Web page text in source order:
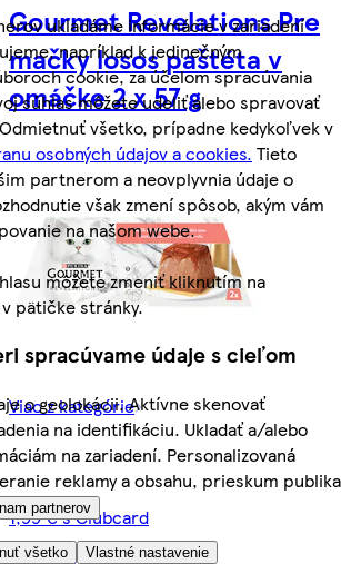
ukladáme informácie v zariadení
napríklad k jedinečným
cookie, za účelom spracúvania
súhlas môžete udeliť alebo spravovať
všetko, prípadne kedykoľvek v
osobných údajov a cookies. Tieto
partnerom a neovplyvnia údaje o
však zmení spôsob, akým vám
na našom webe.
môžete zmeniť kliknutím na
pätičke stránky.
spracúvame údaje s cieľom
o geolokácii. Aktívne skenovať
na identifikáciu. Ukladať a/alebo
na zariadení. Personalizovaná
reklamy a obsahu, prieskum publika
partnerov
všetko Vlastné nastavenie
Gourmet Revelations Pre
mačky losos paštéta v
omáčke 2 x 57 g
Viac z kategórie
1,99 € s Clubcard